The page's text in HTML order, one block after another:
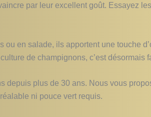
par leur excellent goût. Essayez
en salade, ils apportent une touche
de champignons, c’est désormais
plus de 30 ans. Nous vous
ni pouce vert requis.